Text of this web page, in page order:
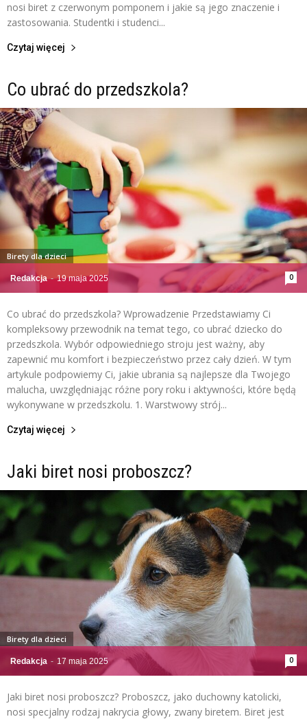
nosi biret z czerwonym pomponem i jakie są jego znaczenie i
zastosowania. Studentki i studenci...
Czytaj więcej
Co ubrać do przedszkola?
Redakcja - 19 maja 2025 0
Birety dla dzieci
Co ubrać do przedszkola? Wprowadzenie Przedstawiamy Ci
kompleksowy przewodnik na temat tego, co ubrać dziecko do
przedszkola. Wybór odpowiedniego stroju jest ważny, aby
zapewnić mu komfort i bezpieczeństwo przez cały dzień. W tym
artykule podpowiemy Ci, jakie ubrania są najlepsze dla Twojego
malucha, uwzględniając różne pory roku i aktywności, które będą
wykonywane w przedszkolu. 1. Warstwowy strój...
Czytaj więcej
Jaki biret nosi proboszcz?
Redakcja - 17 maja 2025 0
Birety dla dzieci
Jaki biret nosi proboszcz? Proboszcz, jako duchowny katolicki,
nosi specjalny rodzaj nakrycia głowy, zwany biretem. Biret jest